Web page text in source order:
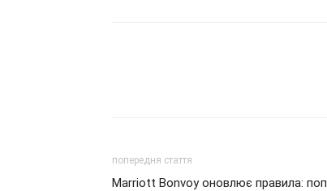
попередня стаття
Marriott Bonvoy оновлює правила: